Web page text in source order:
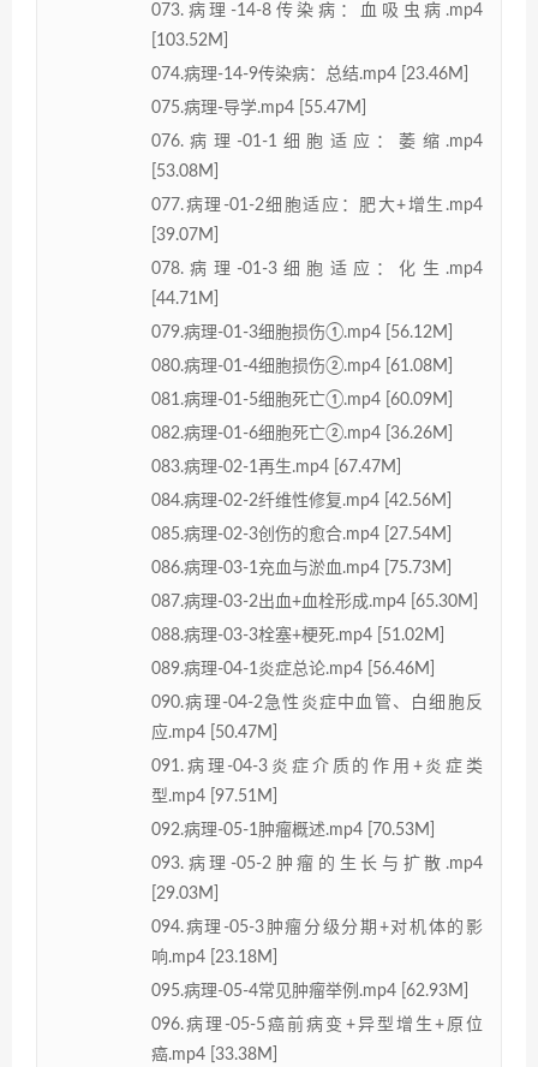
073.病理-14-8传染病：血吸虫病.mp4
[103.52M]
074.病理-14-9传染病：总结.mp4 [23.46M]
075.病理-导学.mp4 [55.47M]
076.病理-01-1细胞适应：萎缩.mp4
[53.08M]
077.病理-01-2细胞适应：肥大+增生.mp4
[39.07M]
078.病理-01-3细胞适应：化生.mp4
[44.71M]
079.病理-01-3细胞损伤①.mp4 [56.12M]
080.病理-01-4细胞损伤②.mp4 [61.08M]
081.病理-01-5细胞死亡①.mp4 [60.09M]
082.病理-01-6细胞死亡②.mp4 [36.26M]
083.病理-02-1再生.mp4 [67.47M]
084.病理-02-2纤维性修复.mp4 [42.56M]
085.病理-02-3创伤的愈合.mp4 [27.54M]
086.病理-03-1充血与淤血.mp4 [75.73M]
087.病理-03-2出血+血栓形成.mp4 [65.30M]
088.病理-03-3栓塞+梗死.mp4 [51.02M]
089.病理-04-1炎症总论.mp4 [56.46M]
090.病理-04-2急性炎症中血管、白细胞反
应.mp4 [50.47M]
091.病理-04-3炎症介质的作用+炎症类
型.mp4 [97.51M]
092.病理-05-1肿瘤概述.mp4 [70.53M]
093.病理-05-2肿瘤的生长与扩散.mp4
[29.03M]
094.病理-05-3肿瘤分级分期+对机体的影
响.mp4 [23.18M]
095.病理-05-4常见肿瘤举例.mp4 [62.93M]
096.病理-05-5癌前病变+异型增生+原位
癌.mp4 [33.38M]